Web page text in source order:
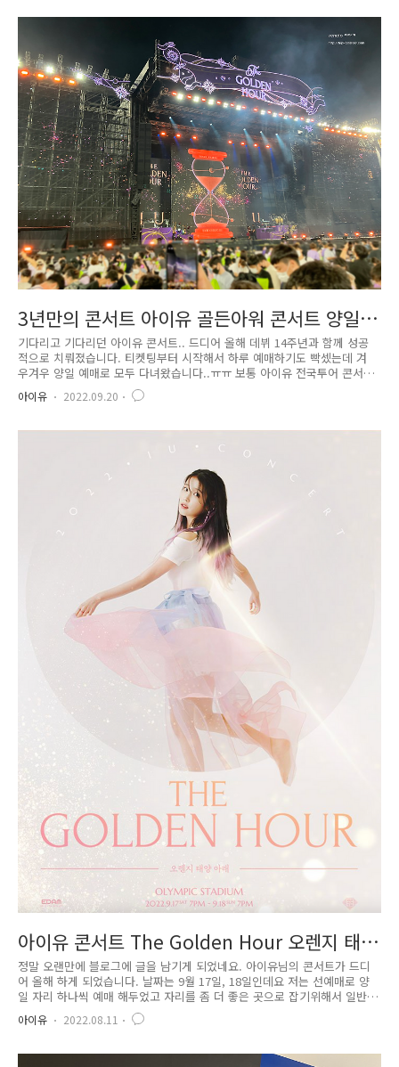
스트랩은 공홈에서 그린 알파인루프와 트레일루프를 구매했는데 그린 알파
인루프가 먼저 도착해서 사용하고 있습니다. 솔직히 애플워치 울트라는 구
매하지 않으려고 했습니다. 지금 사용하고 있는 애플워치4 나이키모델이
있는데 지금 완충하면 퇴근하고 자기전에 충전을 해야합니다..라고 명분을
만들어보았..
3년만의 콘서트 아이유 골든아워 콘서트 양일
간단 후기
기다리고 기다리던 아이유 콘서트.. 드디어 올해 데뷔 14주년과 함께 성공
적으로 치뤄졌습니다. 티켓팅부터 시작해서 하루 예매하기도 빡셌는데 겨
우겨우 양일 예매로 모두 다녀왔습니다..ㅠㅠ 보통 아이유 전국투어 콘서트
에서는 가을과 겨울 초입에 걸쳐서 진행되었는데 이번 콘서트는 조금 빠른
9월 중순에 맞춰졌더라구요.(이때까지는 몰랐죠.. 그렇게 더웠을줄이야..)
서 시청률이 높은 시간대인 오후 7시부터 밤10시를 의미하는 말이라고 합
니다. 이번 콘서트도 딱 오후 7시에 시작해서 밤 10시 언저리에 맞췄습니
다. 17일 오전 대중교통을 이용하면 약1시간 30분정도 소요.. 차를 가져가
면 40분.. 차를 가져가야겠다고 마음을 먹고 잠실 주경기장에..
아이유 2022.09.20
아이유 콘서트 The Golden Hour 오렌지 태
양 아래 취소표??
정말 오랜만에 블로그에 글을 남기게 되었네요. 아이유님의 콘서트가 드디
어 올해 하게 되었습니다. 날짜는 9월 17일, 18일인데요 저는 선예매로 양
일 자리 하나씩 예매 해두었고 자리를 좀 더 좋은 곳으로 잡기위해서 일반
예매에 도전했는데... 예매버튼이 바뀌는 난감한 경험을 해버렸네요...ㅠㅠ
이번 콘서트는 잠실 주경기장 올림픽 경기장에서 진행됩니다. 좌석이 체조
서 불안불안 했는데 정말 인원이 두배정도는 늘었던것 같네요.;; 오늘 일반
아이유 2022.08.11